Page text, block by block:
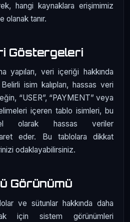
hangi kaynaklara erişimimiz
olanak tanır.
Göstergeleri
yapıları, veri içeriği hakkında
isim kalıpları, hassas veri
“USER”, “PAYMENT” veya
içeren tablo isimleri, bu
olarak hassas veriler
eder. Bu tablolara dikkat
odaklayabilirsiniz.
Görünümü
ve sütunlar hakkında daha
için sistem görünümleri